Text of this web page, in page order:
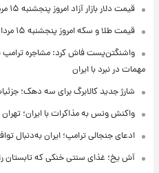
قیمت دلار بازار آزاد امروز پنجشنبه ۱۵ مرداد ۱۴۰۵ +جدول
قیمت طلا و سکه امروز پنجشنبه ۱۵ مرداد ۱۴۰۵
واشنگتن‌پست فاش کرد: مشاجره ترامپ
مهمات در نبرد با ایران
شارژ جدید کالابرگ برای سه دهک؛
واکنش ونس به مذاکرات با ایران؛
ادعای جنجالی ترامپ؛ ایران به‌دنبال
آش یخ؛ غذای سنتی خنکی که تابستان را